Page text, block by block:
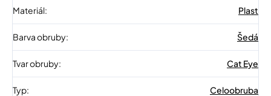
Materiál: Plast
Barva obruby: Šedá
Tvar obruby: Cat Eye
Typ: Celoobruba